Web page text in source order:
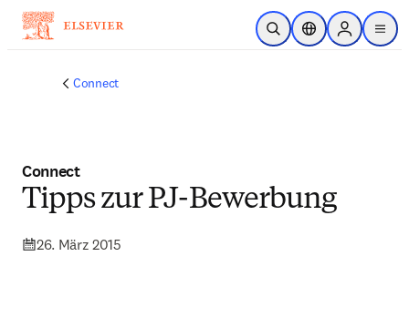
Zum Hauptinhalt wechseln
Suche öffnenStandortauswahl
Sign in to
menu
Connect
Connect
Tipps zur PJ-Bewerbung
26. März 2015